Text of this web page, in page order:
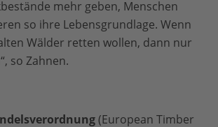
mehr geben, Menschen
so ihre Lebensgrundlage. Wenn
Wälder retten wollen, dann nur
so Zahnen.
(European Timber